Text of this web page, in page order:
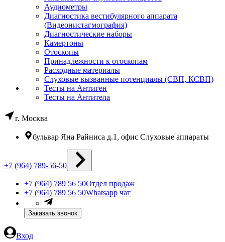
Аудиометры
Диагностика вестибулярного аппарата
(Видеонистагмография)
Диагностические наборы
Камертоны
Отоскопы
Принадлежности к отоскопам
Расходные материалы
Слуховые вызванные потенциалы (СВП, КСВП)
Тесты на Антиген
Тесты на Антитела
г. Москва
бульвар Яна Райниса д.1, офис Слуховые аппараты
+7 (964) 789-56-50
+7 (964) 789 56 50Отдел продаж
+7 (964) 789 56 50Whatsapp чат
Заказать звонок
Вход